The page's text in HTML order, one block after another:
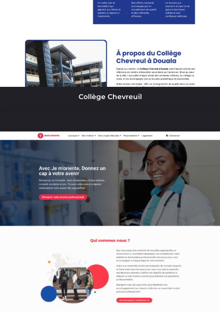
Collège Chevreuil